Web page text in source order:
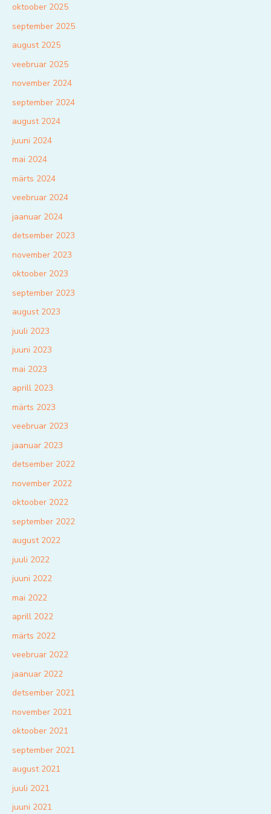
oktoober 2025
september 2025
august 2025
veebruar 2025
november 2024
september 2024
august 2024
juuni 2024
mai 2024
märts 2024
veebruar 2024
jaanuar 2024
detsember 2023
november 2023
oktoober 2023
september 2023
august 2023
juuli 2023
juuni 2023
mai 2023
aprill 2023
märts 2023
veebruar 2023
jaanuar 2023
detsember 2022
november 2022
oktoober 2022
september 2022
august 2022
juuli 2022
juuni 2022
mai 2022
aprill 2022
märts 2022
veebruar 2022
jaanuar 2022
detsember 2021
november 2021
oktoober 2021
september 2021
august 2021
juuli 2021
juuni 2021